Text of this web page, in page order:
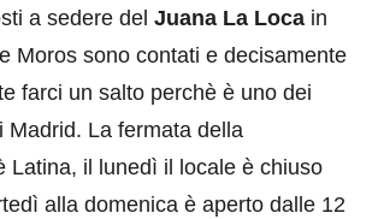
a sedere del Juana La Loca in
Moros sono contati e decisamente
farci un salto perchè è uno dei
Madrid. La fermata della
Latina, il lunedì il locale è chiuso
alla domenica è aperto dalle 12